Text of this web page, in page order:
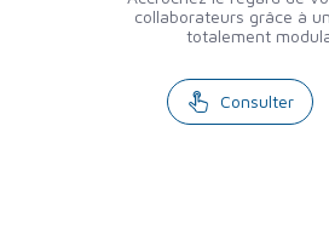
collaborateurs grâce à
totalement
Consulter